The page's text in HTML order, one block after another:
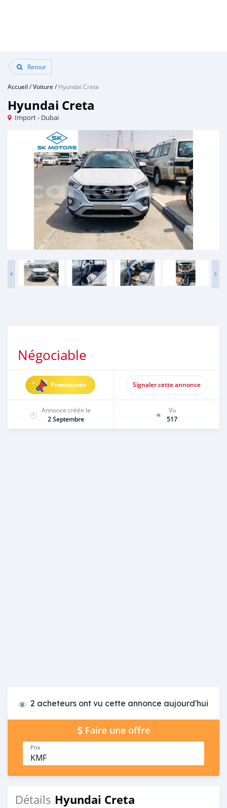
Retour
Accueil /Voiture /Hyundai Creta
Hyundai Creta
Import - Dubai
Négociable
Promouvoir Signaler cette annonce
Annonce créée le
2 Septembre
Vu
517
2 acheteurs ont vu cette annonce aujourd'hui
Faire une offre
Prix
KMF
Détails Hyundai Creta